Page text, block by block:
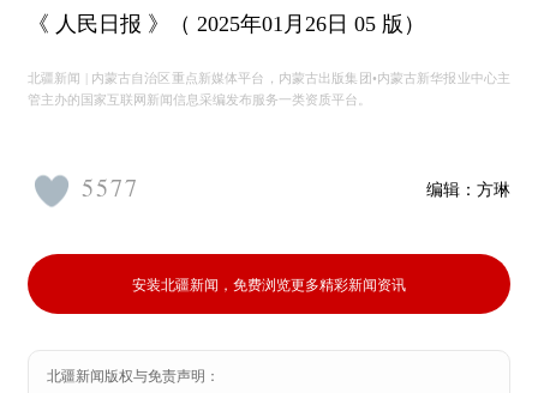
《 人民日报 》（ 2025年01月26日 05 版）
北疆新闻 | 内蒙古自治区重点新媒体平台，内蒙古出版集团•内蒙古新华报业中心主
管主办的国家互联网新闻信息采编发布服务一类资质平台。
编辑： 方琳
5577
安装北疆新闻，免费浏览更多精彩新闻资讯
北疆新闻版权与免责声明：